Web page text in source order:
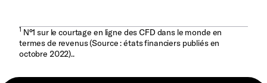
1N°1 sur le courtage en ligne des CFD dans le monde en
termes de revenus (Source : états financiers publiés en
octobre 2022)..